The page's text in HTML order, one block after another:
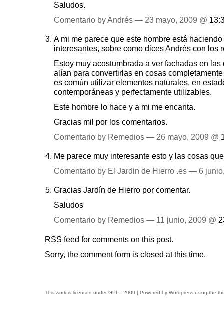
Saludos.
Comentario by Andrés — 23 mayo, 2009 @
A mi me parece que este hombre está
interesantes, sobre como dices Andrés con los
Estoy muy acostumbrada a ver fachadas en
alían para convertirlas en cosas
es común utilizar elementos naturales, en
contemporáneas y perfectamente utilizables.
Este hombre lo hace y a mi me encanta.
Gracias mil por los comentarios.
Comentario by Remedios — 26 mayo, 2009 @
Me parece muy interesante esto y las cosas
Comentario by El Jardin de Hierro .es — 6
Gracias Jardín de Hierro por comentar.
Saludos
Comentario by Remedios — 11 junio, 2009 @
RSS feed for comments on this post.
Sorry, the comment form is closed at this time.
This work is licensed under GPL - 2009 | Powered by Wordpress using the